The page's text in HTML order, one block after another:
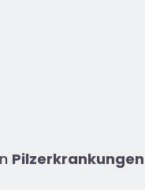
Pilzerkrankungen